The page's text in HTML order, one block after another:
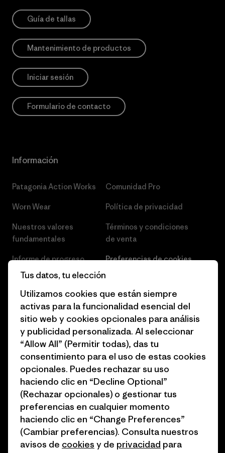
Guía de tallas
Mantenimiento de productos
Iniciar sesión
Formulario de contacto
Información
Patagonia Action Works
Worn Wear
Nuestros valores
fundamentales
Informe de progreso
Business Unusual
Objetivos climáticos
1% for the Planet
Cómo financiamos
Tarjetas regalo
Encuentra una tienda
Comunidad Pro
Política de privacidad
Términos y condiciones
de venta
Preferencias de cookies
Empleo
Prensa
Programa para profesionales
del sector
Programa de afiliados
Mapa del sitio Patagonia
España
© 2026 Patagonia, Inc. Todos los derechos reservados.
Tus datos, tu elección
Utilizamos cookies que están siempre
activas para la funcionalidad esencial del
sitio web y cookies opcionales para análisis
y publicidad personalizada. Al seleccionar
“Allow All” (Permitir todas), das tu
consentimiento para el uso de estas cookies
opcionales. Puedes rechazar su uso
haciendo clic en “Decline Optional”
(Rechazar opcionales) o gestionar tus
preferencias en cualquier momento
haciendo clic en “Change Preferences”
(Cambiar preferencias). Consulta nuestros
avisos de cookies y de privacidad para